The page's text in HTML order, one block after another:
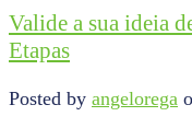
Valide a sua ideia
Etapas
Posted by angelorega